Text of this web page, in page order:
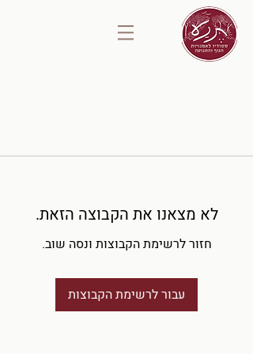
לא מצאנו את הקבוצה הזאת.
חזור לרשימת הקבוצות ונסה שוב.
עבור לרשימת הקבוצות